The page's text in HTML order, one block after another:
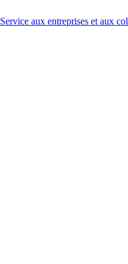
Service aux entreprises et aux